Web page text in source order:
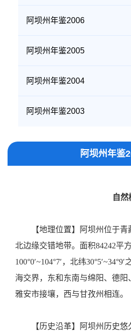
阿坝州年鉴2006
阿坝州年鉴2005
阿坝州年鉴2004
阿坝州年鉴2003
阿坝州年鉴
自然
【地理位置】阿坝州位于
北边缘交错地带。面积84242平
100°0′~104°7′，北纬
海交界，东和东南与绵阳、德阳
雅安市接壤，西与甘孜州相连。
【历史沿革】阿坝州历史